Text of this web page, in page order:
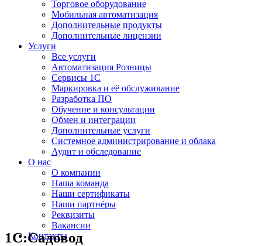
Торговое оборудование
Мобильная автоматизация
Дополнительные продукты
Дополнительные лицензии
Услуги
Все услуги
Автоматизация Розницы
Сервисы 1С
Маркировка и её обслуживание
Разработка ПО
Обучение и консультации
Обмен и интеграции
Дополнительные услуги
Системное администрирование и облака
Аудит и обследование
О нас
О компании
Наша команда
Наши сертификаты
Наши партнёры
Реквизиты
Вакансии
Контакты
1С:Садовод